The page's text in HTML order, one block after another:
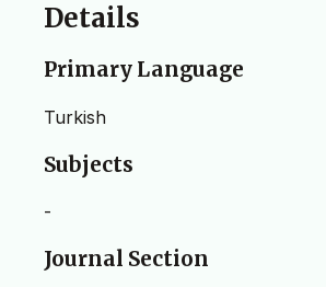
Details
Primary Language
Turkish
Subjects
-
Journal Section